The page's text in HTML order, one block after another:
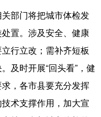
部门将把城市体检发
置。涉及安全、健康
行立改；需补齐短板
及时开展“回头看”，健
，各市县要充分发挥
术支撑作用，加大宣